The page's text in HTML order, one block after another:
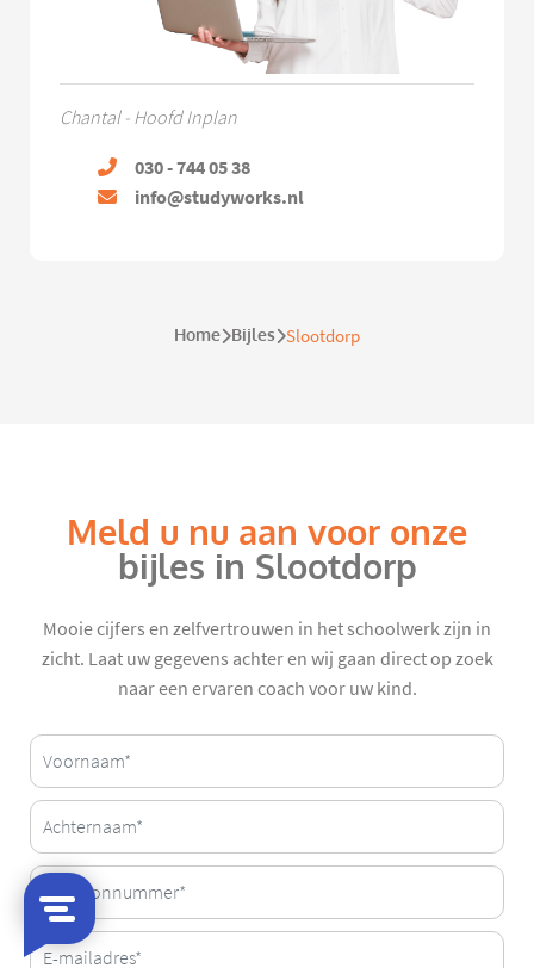
Chantal - Hoofd Inplan
030 - 744 05 38
info@studyworks.nl
Home Bijles Slootdorp
Meld u nu aan voor onze
bijles in Slootdorp
Mooie cijfers en zelfvertrouwen in het schoolwerk zijn in
zicht. Laat uw gegevens achter en wij gaan direct op zoek
naar een ervaren coach voor uw kind.